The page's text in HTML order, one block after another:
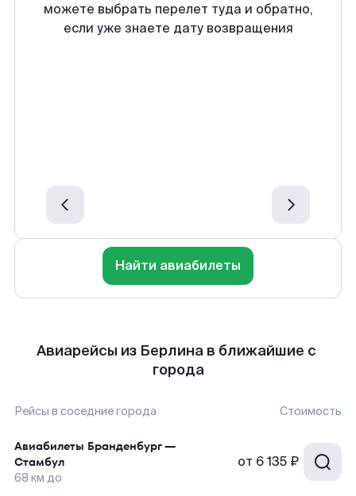
можете выбрать перелет туда и обратно,
если уже знаете дату возвращения
Найти авиабилеты
Авиарейсы из Берлина в ближайшие с
города
Рейсы в соседние города Стоимость
Авиабилеты Бранденбург—
Стамбул
68 км до
от 6 135 ₽